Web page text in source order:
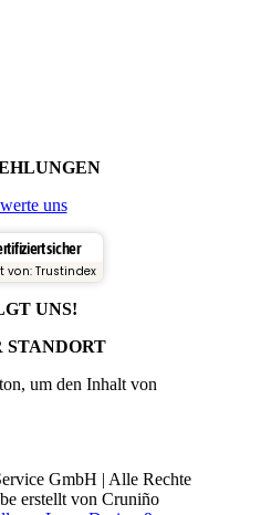
uns
sicher
von: Trustindex
UNS!
STANDORT
um den Inhalt von
GmbH | Alle Rechte
erstellt von Cruniño